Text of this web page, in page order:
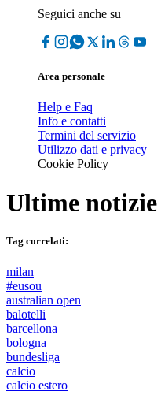
Seguici anche su
Area personale
Help e Faq
Info e contatti
Termini del servizio
Utilizzo dati e privacy
Cookie Policy
Ultime notizie
Tag correlati:
milan
#eusou
australian open
balotelli
barcellona
bologna
bundesliga
calcio
calcio estero